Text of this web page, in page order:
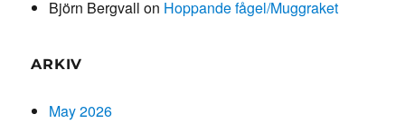
Björn Bergvall on Hoppande fågel/Muggraket
ARKIV
May 2026